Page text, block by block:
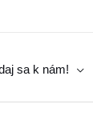
sa k nám!